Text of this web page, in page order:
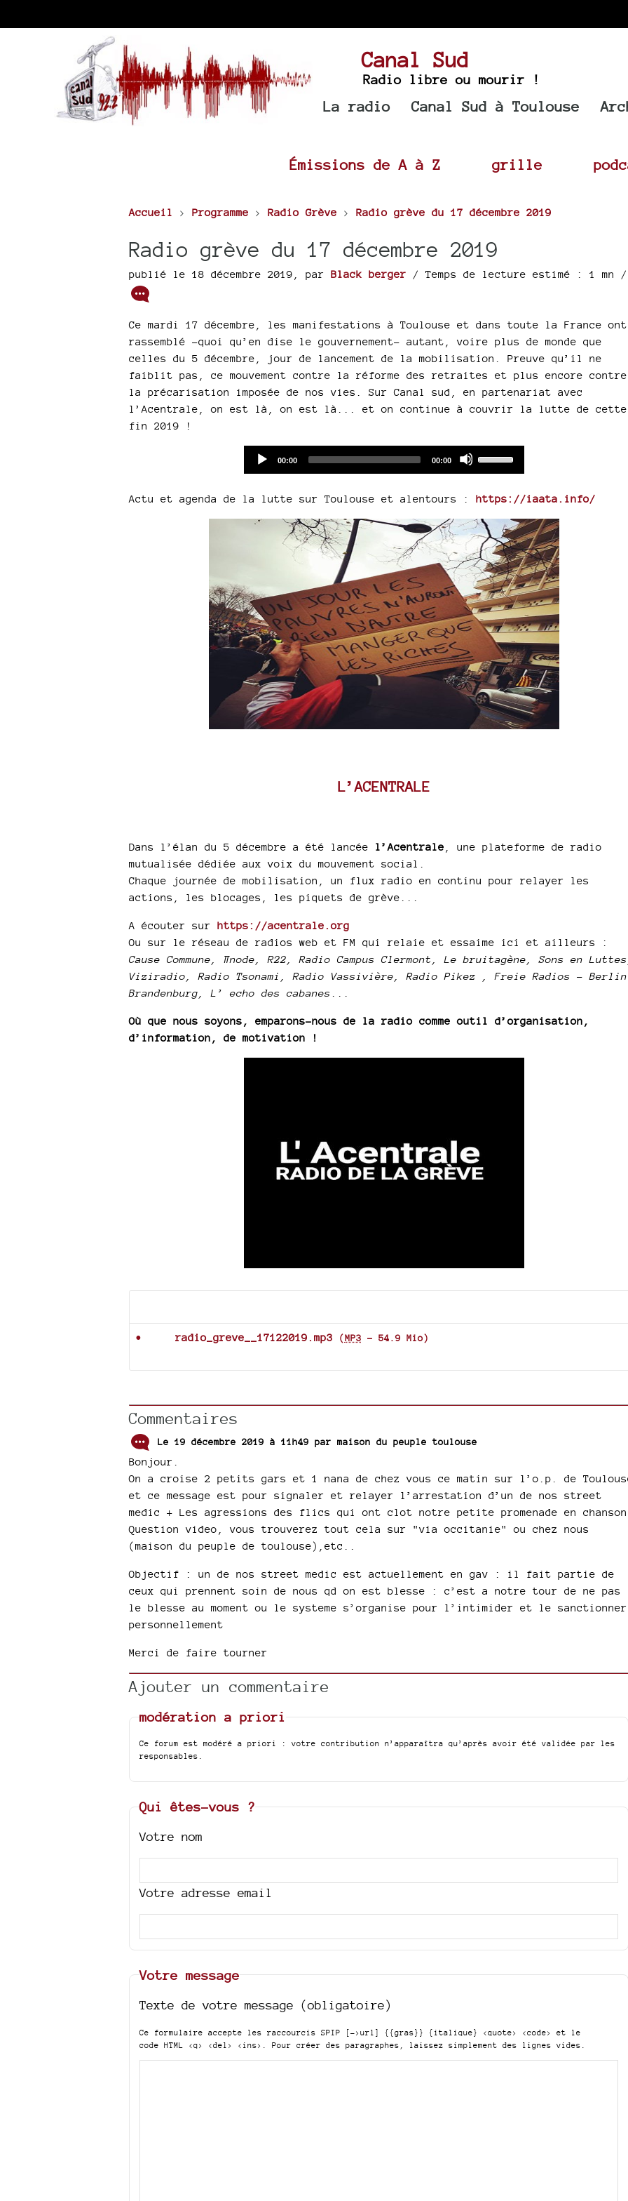
Canal Sud
Radio libre ou mourir !
La radio Canal Sud à Toulouse
Émissions de A à Z grille
Accueil > Programme > Radio Grève > Radio grève du 17 décembre 2019
Radio grève du 17 décembre 2019
publié le 18 décembre 2019 par Black berger / Temps de lecture estimé : 1 mn /
Ce mardi 17 décembre, les manifestations à Toulouse et dans toute la France ont
rassemblé -quoi qu’en dise le gouvernement- autant, voire plus de monde que
celles du 5 décembre, jour de lancement de la mobilisation. Preuve qu’il ne
faiblit pas, ce mouvement contre la réforme des retraites et plus encore contre
la précarisation imposée de nos vies. Sur Canal sud, en partenariat avec
l’Acentrale, on est là, on est là... et on continue à couvrir la lutte de cette
fin 2019 !
Current
00:00
Total
00:00
keys
to
increase
or
decrease
volume.
Actu et agenda de la lutte sur Toulouse et alentours : https://iaata.info/
L’ACENTRALE
Dans l’élan du 5 décembre a été lancée l’Acentrale , une plateforme de radio
mutualisée dédiée aux voix du mouvement social.
Chaque journée de mobilisation, un flux radio en continu pour relayer les
actions, les blocages, les piquets de grève...
A écouter sur https://acentrale.org
Ou sur le réseau de radios web et FM qui relaie et essaime ici et ailleurs :
Cause Commune, ∏node, R22, Radio Campus Clermont, Le bruitagène, Sons en
Viziradio, Radio Tsonami, Radio Vassivière, Radio Pikez , Freie Radios – Berlin
Brandenburg, L’ echo des cabanes ...
Où que nous soyons, emparons-nous de la radio comme outil d’organisation,
d’information, de motivation !
radio_greve__17122019.mp3 (MP3 - 54.9 Mio)
Commentaires
Le 19 décembre 2019 à 11h49 par maison du peuple toulouse
Bonjour.
On a croise 2 petits gars et 1 nana de chez vous ce matin sur l’o.p. de
et ce message est pour signaler et relayer l’arrestation d’un de nos street
medic + Les agressions des flics qui ont clot notre petite promenade en
Question video, vous trouverez tout cela sur "via occitanie" ou chez nous
(maison du peuple de toulouse),etc..
Objectif : un de nos street medic est actuellement en gav : il fait partie de
ceux qui prennent soin de nous qd on est blesse : c’est a notre tour de ne pas
le blesse au moment ou le systeme s’organise pour l’intimider et le sanctionner
personnellement
Merci de faire tourner
Ajouter un commentaire
modération a priori
Ce forum est modéré a priori : votre contribution n’apparaîtra qu’après avoir été validée par les
responsables.
Qui êtes-vous ?
Votre nom
Votre adresse email
Votre message
Texte de votre message (obligatoire)
Ce formulaire accepte les raccourcis SPIP [->url] {{gras}} {italique} <quote> <code>
et le
code HTML <q> <del> <ins> . Pour créer des paragraphes, laissez simplement des lignes vides.